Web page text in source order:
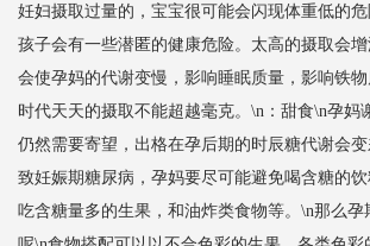
妊妇摄取过量的，宝宝很可能会闪现体重低的
孩子会有一些潜匿的健康危险。太高的摄取会
会使孕妈的代谢变慢，影响睡眠质量，影响铁
时代天天的摄取不能超越毫克。\n：甜食\n孕妈
仍然需要寄望，出格在孕后期的时辰糖代谢会
致妊娠期糖尿病，孕妈要尽可能避免喝含糖的
吃含糖量多的生果，和油炸类食物等。\n那么